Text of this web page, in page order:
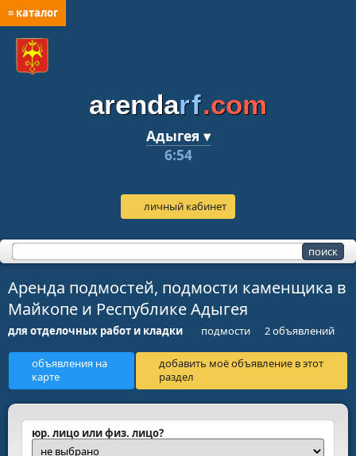
≡ каталог
arendarf.com
Адыгея ▾
6:54
личный кабинет
Аренда подмостей, подмости каменщика в
Майкопе и Республике Адыгея
для отделочных работ и кладки подмости 2 объявлений
объявления на
карте
добавить моё объявление в этот
раздел
юр. лицо или физ. лицо?